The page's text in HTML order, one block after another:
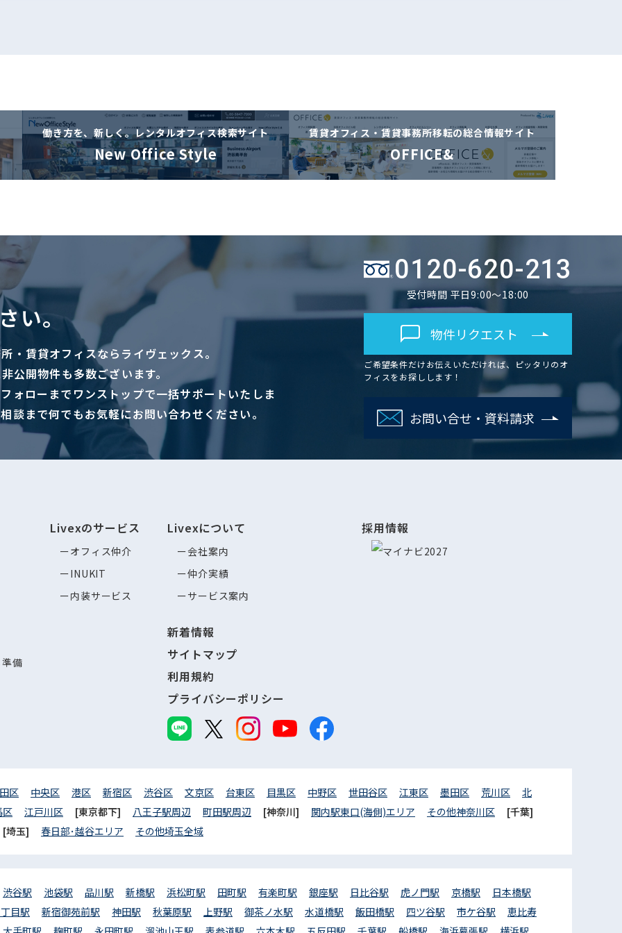
働き方を、新しく。レンタルオフィス検索サイト
New Office Style
賃貸オフィス・賃貸事務所移転の総合情報サイト
OFFICE&
い。
・賃貸オフィスならライヴェックス。
公開物件も多数ございます。
ォローまでワンストップで一括サポートいたしま
談まで何でもお気軽にお問い合わせください。
0120-620-213
受付時間 平日9:00～18:00
物件リクエスト
ご希望条件だけお伝えいただければ、ピッタリのオ
フィスをお探しします！
お問い合せ・資料請求
備
Livexのサービス
オフィス仲介
INUKIT
内装サービス
Livexについて
会社案内
仲介実績
サービス案内
新着情報
サイトマップ
利用規約
プライバシーポリシー
採用情報
区 中央区 港区 新宿区 渋谷区 文京区 台東区 目黒区 中野区 世田谷区 江東区 墨田区 荒川区
北
区
江戸川区 [東京都下] 八王子駅周辺 町田駅周辺 [神奈川] 関内駅東口(海側)エリア その他神奈川区
[千葉]
[埼玉] 春日部･越谷エリア その他埼玉全域
渋谷駅 池袋駅 品川駅 新橋駅 浜松町駅 田町駅 有楽町駅 銀座駅 日比谷駅 虎ノ門駅 京橋駅
日本橋駅
目駅
新宿御苑前駅 神田駅 秋葉原駅 上野駅 御茶ノ水駅 水道橋駅 飯田橋駅 四ツ谷駅 市ケ谷駅
恵比寿